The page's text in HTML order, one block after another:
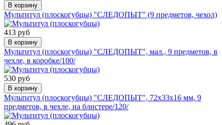
В корзину
Мультитул (плоскогубцы) "СЛЕДОПЫТ" (9 предметов, чехол)
413 руб
В корзину
Мультитул (плоскогубцы) "СЛЕДОПЫТ", мал., 9 предметов, в
чехле, в коробке/100/
530 руб
В корзину
Мультитул (плоскогубцы) "СЛЕДОПЫТ", 72х33х16 мм, 9
предметов, в чехле, на блистере/120/